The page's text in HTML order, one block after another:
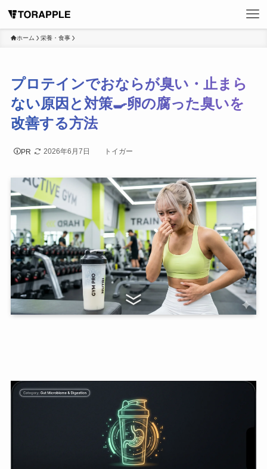
ホーム 栄養・食事
プロテインでおならが臭い・止まら
ない原因と対策🍳卵の腐った臭いを
改善する方法
PR 2026年6月7日 トイガー